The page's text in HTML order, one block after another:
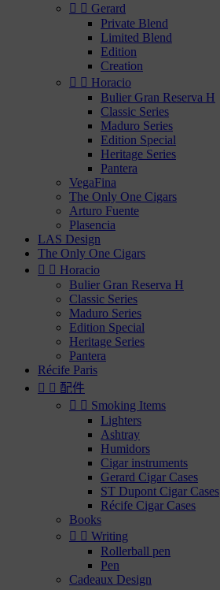
  Gerard
Private Blend
Limited Blend
Edition
Creation
  Horacio
Bulier Gran Reserva H
Classic Series
Maduro Series
Edition Special
Heritage Series
Pantera
VegaFina
The Only One Cigars
Arturo Fuente
Plasencia
LAS Design
The Only One Cigars
  Horacio
Bulier Gran Reserva H
Classic Series
Maduro Series
Edition Special
Heritage Series
Pantera
Récife Paris
  配件
  Smoking Items
Lighters
Ashtray
Humidors
Cigar instruments
Gerard Cigar Cases
ST Dupont Cigar Cases
Récife Cigar Cases
Books
  Writing
Rollerball pen
Pen
Cadeaux Design